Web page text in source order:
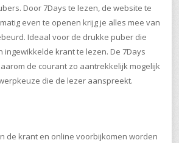
Door 7Days te lezen, de website te
even te openen krijg je alles mee van
Ideaal voor de drukke puber die
ingewikkelde krant te lezen. De 7Days
de courant zo aantrekkelijk mogelijk
die de lezer aanspreekt.
de krant en online voorbijkomen worden